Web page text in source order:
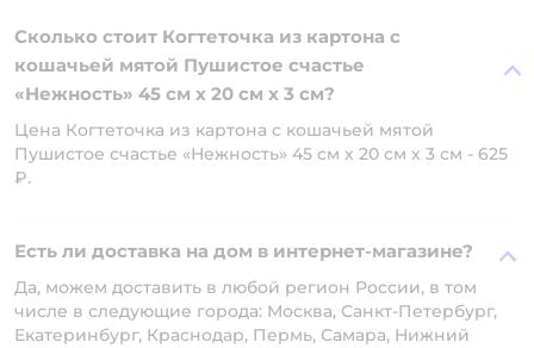
Сколько стоит Когтеточка из картона с
кошачьей мятой Пушистое счастье
«Нежность» 45 см х 20 см х 3 см?
Цена Когтеточка из картона с кошачьей мятой
Пушистое счастье «Нежность» 45 см х 20 см х 3 см - 625
₽.
Есть ли доставка на дом в интернет-магазине?
Да, можем доставить в любой регион России, в том
числе в следующие города: Москва, Санкт-Петербург,
Екатеринбург, Краснодар, Пермь, Самара, Нижний